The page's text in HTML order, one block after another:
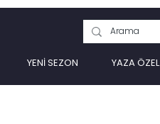
YENİ SEZON YAZA ÖZEL